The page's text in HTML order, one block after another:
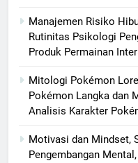
Manajemen Risiko
Rutinitas Psikologi
Produk Permainan
Mitologi Pokémon
Pokémon Langka dan
Analisis Karakter
Motivasi dan Mindset,
Pengembangan